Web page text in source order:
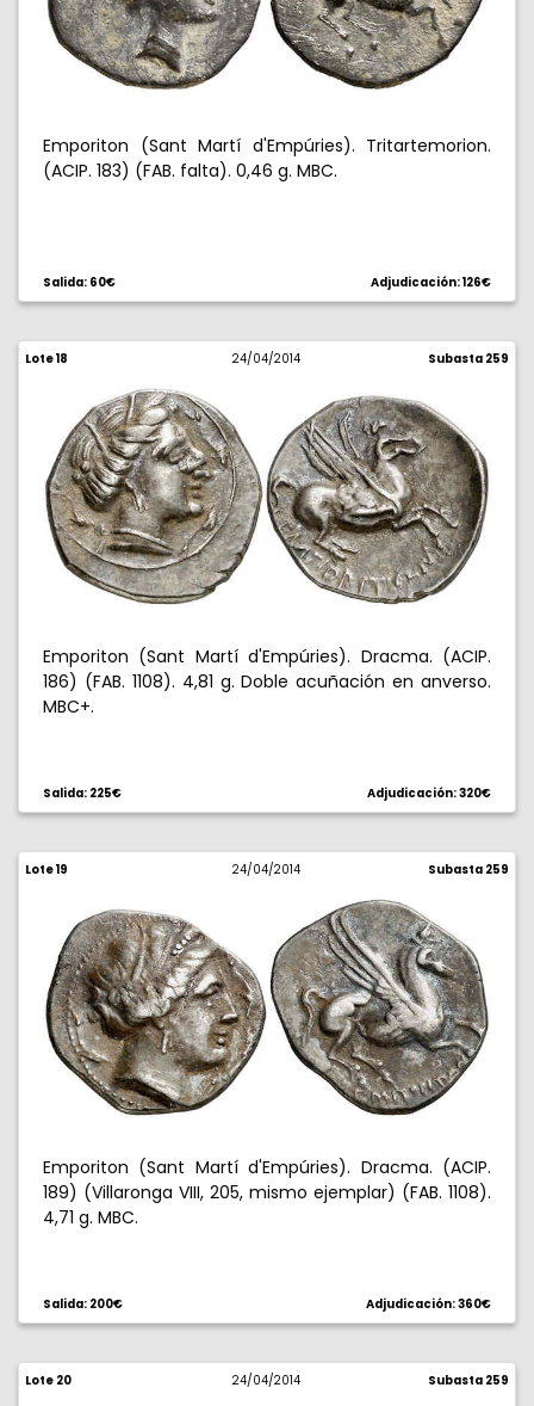
Emporiton (Sant Martí d'Empúries). Tritartemorion.
(ACIP. 183) (FAB. falta). 0,46 g. MBC.
Salida: 60€ Adjudicación: 126€
Lote 18 24/04/2014 Subasta 259
Emporiton (Sant Martí d'Empúries). Dracma. (ACIP.
186) (FAB. 1108). 4,81 g. Doble acuñación en anverso.
MBC+.
Salida: 225€ Adjudicación: 320€
Lote 19 24/04/2014 Subasta 259
Emporiton (Sant Martí d'Empúries). Dracma. (ACIP.
189) (Villaronga VIII, 205, mismo ejemplar) (FAB. 1108).
4,71 g. MBC.
Salida: 200€ Adjudicación: 360€
Lote 20 24/04/2014 Subasta 259